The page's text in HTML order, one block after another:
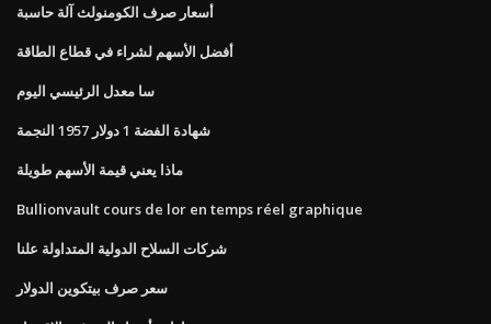
أسعار صرف الكومنولث آلة حاسبة
أفضل الأسهم لشراء في قطاع الطاقة
سا معدل الرئيسي اليوم
شهادة الفضة 1 دولار 1957 النجمة
ماذا يعني قيمة الأسهم طويلة
Bullionvault cours de lor en temps réel graphique
شركات السلاح الدولية المتداولة علنا
سعر صرف بيتكوين الدولار